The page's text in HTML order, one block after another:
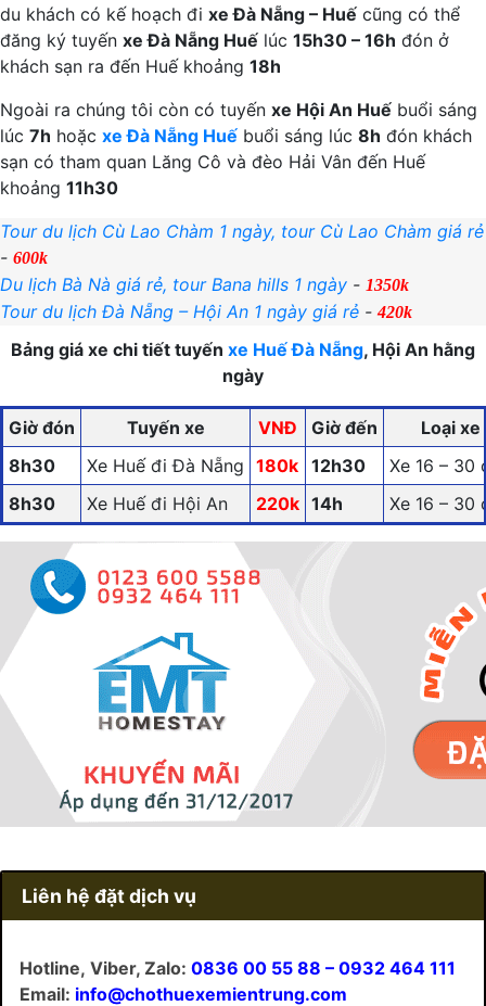
du khách có kế hoạch đi xe Đà Nẵng – Huế cũng có thể
đăng ký tuyến xe Đà Nẵng Huế lúc 15h30 – 16h đón ở
khách sạn ra đến Huế khoảng 18h
Ngoài ra chúng tôi còn có tuyến xe Hội An Huế buổi sáng
lúc 7h hoặc xe Đà Nẵng Huế buổi sáng lúc 8h đón khách
sạn có tham quan Lăng Cô và đèo Hải Vân đến Huế
khoảng 11h30
Tour du lịch Cù Lao Chàm 1 ngày, tour Cù Lao Chàm giá rẻ
- 600k
Du lịch Bà Nà giá rẻ, tour Bana hills 1 ngày - 1350k
Tour du lịch Đà Nẵng – Hội An 1 ngày giá rẻ -420k
Bảng giá xe chi tiết tuyến xe Huế Đà Nẵng, Hội An hằng
ngày
Giờ đón Tuyến xe VNĐ Giờ đến
Loại xe
8h30
Xe Huế đi Đà Nẵng 180k 12h30
Xe 16 – 30
8h30
Xe Huế đi Hội An 220k 14h Xe 16 – 30
Liên hệ đặt dịch vụ
Hotline, Viber, Zalo: 0836 00 55 88 – 0932 464 111
Email: info@chothuexemientrung.com